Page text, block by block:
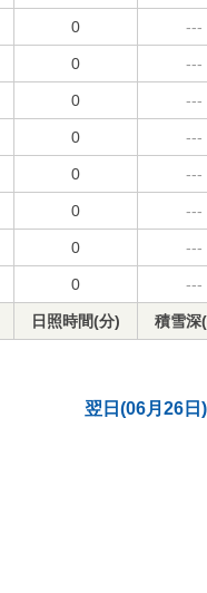
0 ---
0 ---
0 ---
0 ---
0 ---
0 ---
0 ---
0 ---
日照時間(分) 積雪深
翌日(06月26日)